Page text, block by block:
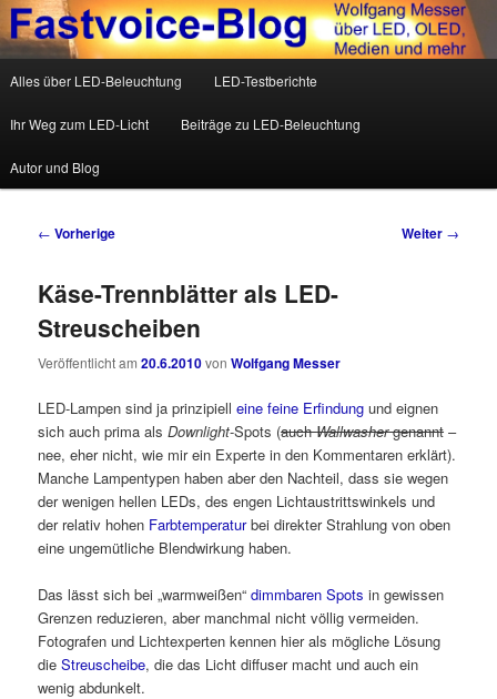
Fastvoice-Blog
Wolfgang Messer über LED, OLED, Medien und mehr
Zum Inhalt wechseln
Zum sekundären Inhalt wechseln
Alles über LED-Beleuchtung LED-Testberichte
Ihr Weg zum LED-Licht Beiträge zu LED-Beleuchtung
Autor und Blog
Beitrags-Navigation
← Vorherige Weiter →
Käse-Trennblätter als LED-
Streuscheiben
Veröffentlicht am20.6.2010vonWolfgang Messer
LED-Lampen sind ja prinzipielleine feine Erfindung und eignen
sich auch prima alsDownlight-Spots (auchWallwashergenannt –
nee, eher nicht, wie mir ein Experte in den Kommentaren erklärt).
Manche Lampentypen haben aber den Nachteil, dass sie wegen
der wenigen hellen LEDs, des engen Lichtaustrittswinkels und
der relativ hohen Farbtemperaturbei direkter Strahlung von oben
eine ungemütliche Blendwirkung haben.
Das lässt sich bei „warmweißen“dimmbaren Spots in gewissen
Grenzen reduzieren, aber manchmal nicht völlig vermeiden.
Fotografen und Lichtexperten kennen hier als mögliche Lösung
dieStreuscheibe, die das Licht diffuser macht und auch ein
wenig abdunkelt.